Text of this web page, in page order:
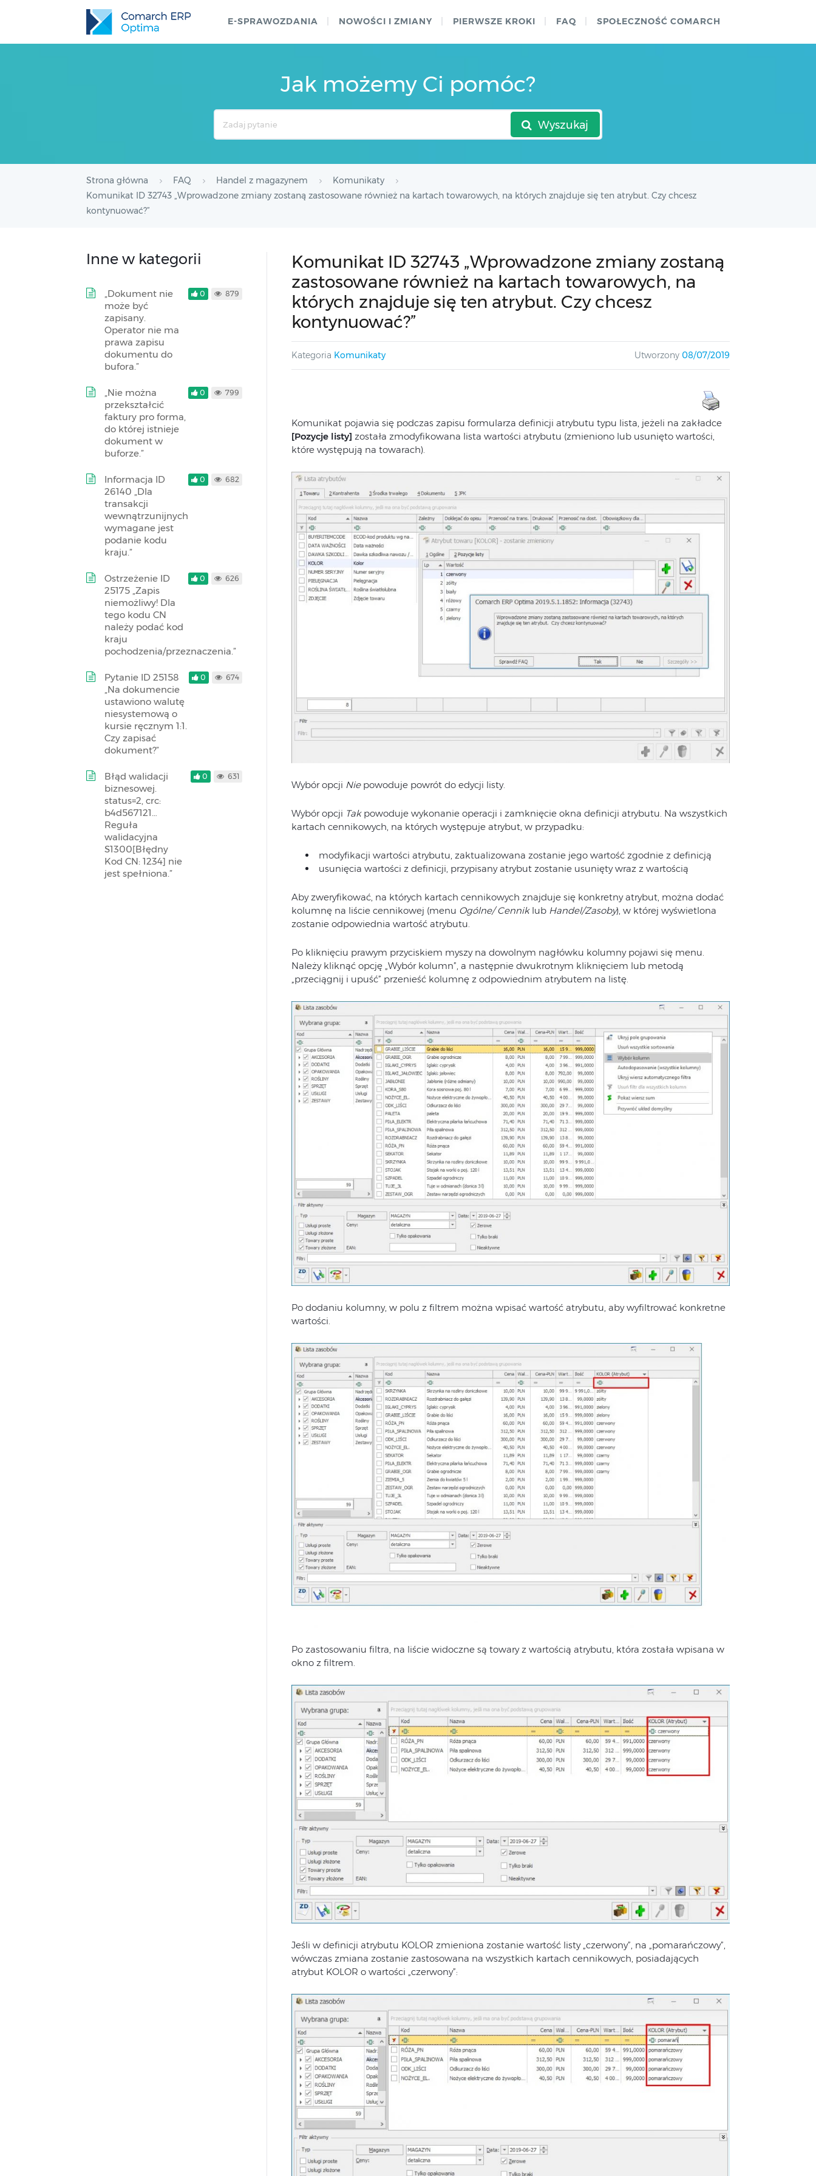
E-SPRAWOZDANIA NOWOŚCI I ZMIANY PIERWSZE KROKI FAQ SPOŁECZNOŚĆ COMARCH
Jak możemy Ci pomóc?
Wyszukaj
Strona główna FAQ Handel z magazynem
Komunikaty
Komunikat ID 32743 „Wprowadzone zmiany zostaną zastosowane również na kartach towarowych, na których znajduje się ten atrybut. Czy chcesz
kontynuować?”
Komunikat ID 32743 „Wprowadzone zmiany zostaną
zastosowane również na kartach towarowych, na
których znajduje się ten atrybut. Czy chcesz
kontynuować?”
Kategoria Komunikaty Utworzony 08/07/2019
Komunikat pojawia się podczas zapisu formularza definicji atrybutu typu lista, jeżeli na zakładce
[Pozycje listy] została zmodyfikowana lista wartości atrybutu (zmieniono lub usunięto wartości,
które występują na towarach).
Wybór opcji Niepowoduje powrót do edycji listy.
Wybór opcji Takpowoduje wykonanie operacji i zamknięcie okna definicji atrybutu. Na wszystkich
kartach cennikowych, na których występuje atrybut, w przypadku:
modyfikacji wartości atrybutu, zaktualizowana zostanie jego wartość zgodnie z definicją
usunięcia wartości z definicji, przypisany atrybut zostanie usunięty wraz z wartością
Aby zweryfikować, na których kartach cennikowych znajduje się konkretny atrybut, można dodać
kolumnę na liście cennikowej (menu Ogólne/ Cenniklub Handel/Zasoby), w której wyświetlona
zostanie odpowiednia wartość atrybutu.
Po kliknięciu prawym przyciskiem myszy na dowolnym nagłówku kolumny pojawi się menu.
Należy kliknąć opcję „Wybór kolumn”, a następnie dwukrotnym kliknięciem lub metodą
„przeciągnij i upuść” przenieść kolumnę z odpowiednim atrybutem na listę.
Po dodaniu kolumny, w polu z filtrem można wpisać wartość atrybutu, aby wyfiltrować konkretne
wartości.
Po zastosowaniu filtra, na liście widoczne są towary z wartością atrybutu, która została wpisana w
okno z filtrem.
Jeśli w definicji atrybutu KOLOR zmieniona zostanie wartość listy „czerwony”, na „pomarańczowy”,
wówczas zmiana zostanie zastosowana na wszystkich kartach cennikowych, posiadających
atrybut KOLOR o wartości „czerwony”:
Inne w kategorii
„Dokument nie
może być
zapisany.
Operator nie ma
prawa zapisu
dokumentu do
bufora.”
0 879
„Nie można
przekształcić
faktury pro forma,
do której istnieje
dokument w
buforze.”
0 799
Informacja ID
26140 „Dla
transakcji
wewnątrzunijnych
wymagane jest
podanie kodu
kraju.”
0 682
Ostrzeżenie ID
25175 „Zapis
niemożliwy! Dla
tego kodu CN
należy podać kod
kraju
pochodzenia/przeznaczenia.”
0 626
Pytanie ID 25158
„Na dokumencie
ustawiono walutę
niesystemową o
kursie ręcznym 1:1.
Czy zapisać
dokument?”
0 674
Błąd walidacji
biznesowej.
status=2, crc:
b4d567121…
Reguła
walidacyjna
S1300[Błędny
Kod CN: 1234] nie
jest spełniona.”
0 631